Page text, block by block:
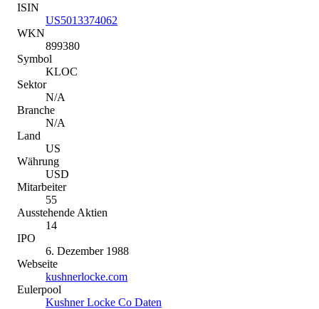
ISIN
US5013374062
WKN
899380
Symbol
KLOC
Sektor
N/A
Branche
N/A
Land
US
Währung
USD
Mitarbeiter
55
Ausstehende Aktien
14
IPO
6. Dezember 1988
Webseite
kushnerlocke.com
Eulerpool
Kushner Locke Co Daten